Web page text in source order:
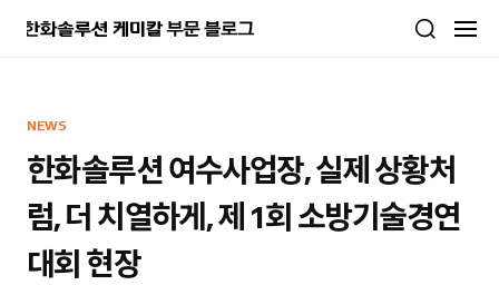
NEWS
한화솔루션 여수사업장, 실제 상황처
럼, 더 치열하게, 제 1회 소방기술경연
대회 현장